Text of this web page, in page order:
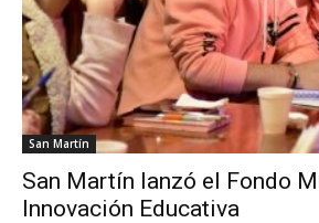
San Martín
San Martín lanzó el Fondo
Innovación Educativa